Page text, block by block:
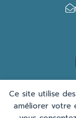
Ce site utilise
améliorer votre